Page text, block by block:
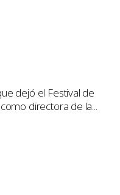
dejó el Festival de
directora de la...